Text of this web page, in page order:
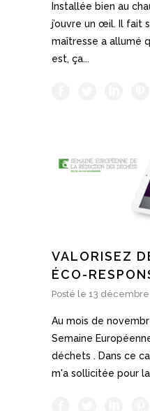
Installée bien au
j’ouvre un œil. Il fait
maîtresse a allumé
est, ça...
VALORISEZ
ÉCO-
Posté le 13 décembre
Au mois de
Semaine
déchets . Dans ce
m'a sollicitée pour